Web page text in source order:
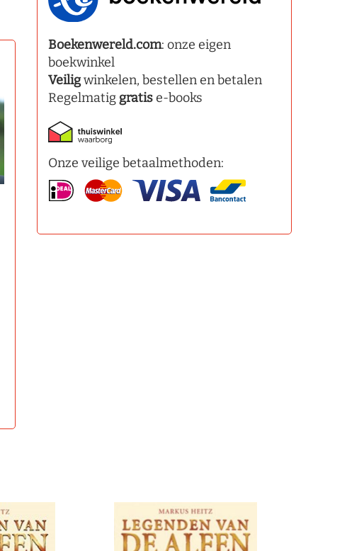
Boekenwereld.com: onze eigen
boekwinkel
Veiligwinkelen, bestellen en betalen
Regelmatig gratise-books
Onze veilige betaalmethoden: